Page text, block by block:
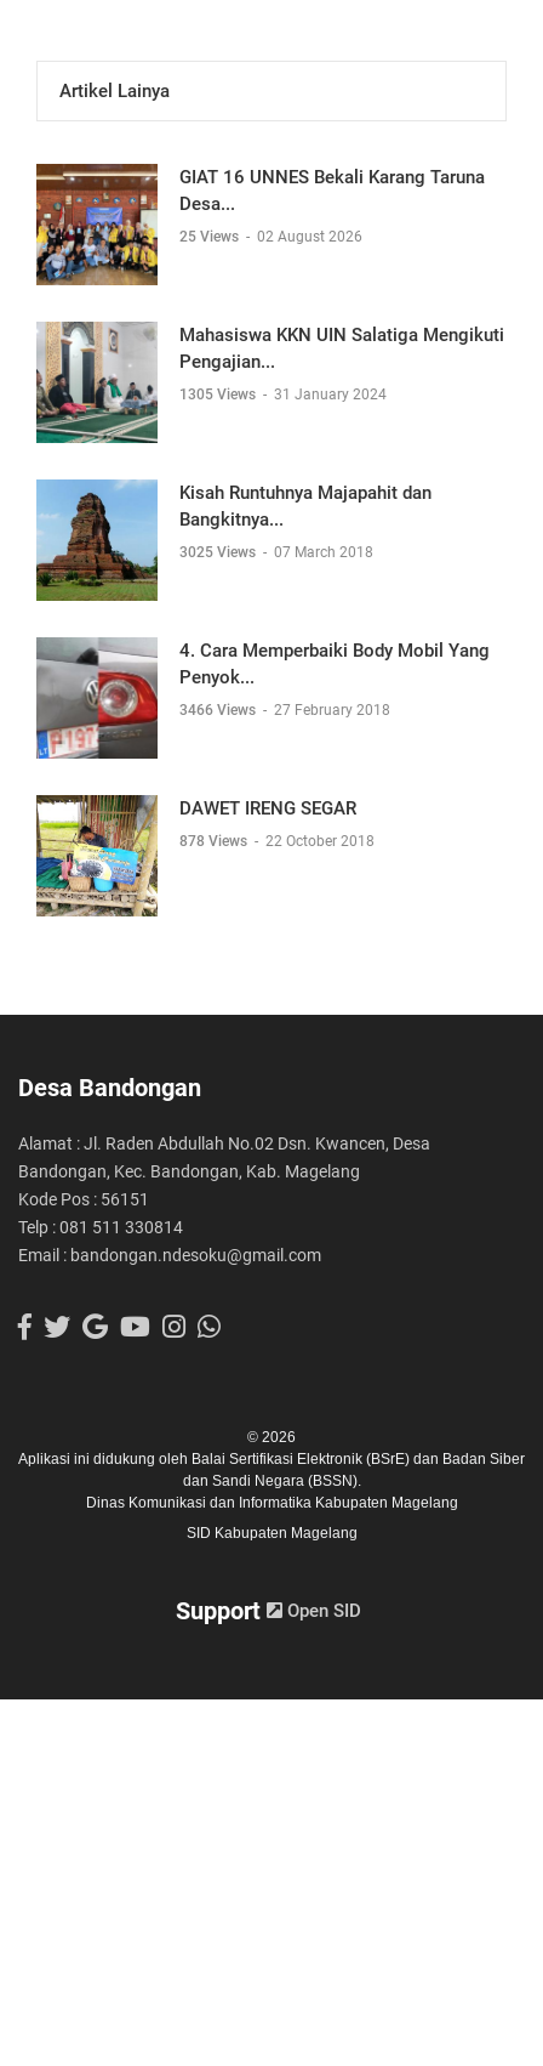
Artikel Lainya
GIAT 16 UNNES Bekali Karang Taruna
Desa...
25 Views - 02 August 2026
Mahasiswa KKN UIN Salatiga Mengikuti
Pengajian...
1305 Views - 31 January 2024
Kisah Runtuhnya Majapahit dan
Bangkitnya...
3025 Views - 07 March 2018
4. Cara Memperbaiki Body Mobil Yang
Penyok...
3466 Views - 27 February 2018
DAWET IRENG SEGAR
878 Views - 22 October 2018
Desa Bandongan
Alamat : Jl. Raden Abdullah No.02 Dsn. Kwancen, Desa
Bandongan, Kec. Bandongan, Kab. Magelang
Kode Pos : 56151
Telp : 081 511 330814
Email : bandongan.ndesoku@gmail.com
© 2026
Aplikasi ini didukung oleh Balai Sertifikasi Elektronik (BSrE) dan Badan Siber
dan Sandi Negara (BSSN).
Dinas Komunikasi dan Informatika Kabupaten Magelang
SID Kabupaten Magelang
Support Open SID